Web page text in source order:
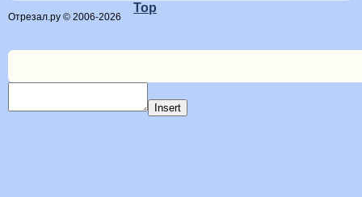
Отрезал.ру © 2006-2026
Top
Insert